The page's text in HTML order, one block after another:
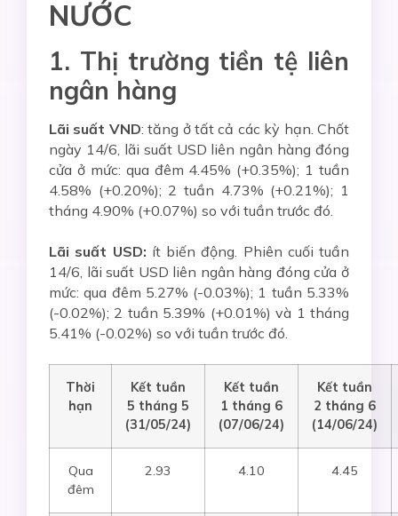
NƯỚC
1. Thị trường tiền tệ liên
ngân hàng
Lãi suất VND: tăng ở tất cả các kỳ hạn. Chốt
ngày 14/6, lãi suất USD liên ngân hàng đóng
cửa ở mức: qua đêm 4.45% (+0.35%); 1 tuần
4.58% (+0.20%); 2 tuần 4.73% (+0.21%); 1
tháng 4.90% (+0.07%) so với tuần trước đó.
Lãi suất USD: ít biến động. Phiên cuối tuần
14/6, lãi suất USD liên ngân hàng đóng cửa ở
mức: qua đêm 5.27% (-0.03%); 1 tuần 5.33%
(-0.02%); 2 tuần 5.39% (+0.01%) và 1 tháng
5.41% (-0.02%) so với tuần trước đó.
Thời
hạn
Kết tuần
5 tháng 5
(31/05/24)
Kết tuần
1 tháng 6
(07/06/24)
Kết tuần
2 tháng 6
(14/06/24)
Qua
đêm
2.93 4.10 4.45